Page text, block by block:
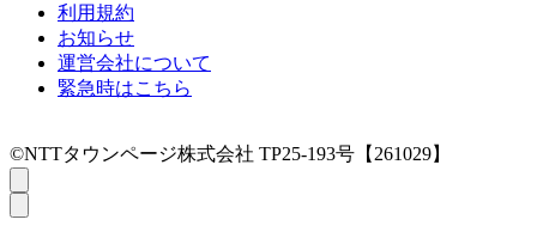
利用規約
お知らせ
運営会社について
緊急時はこちら
©NTTタウンページ株式会社 TP25-193号【261029】